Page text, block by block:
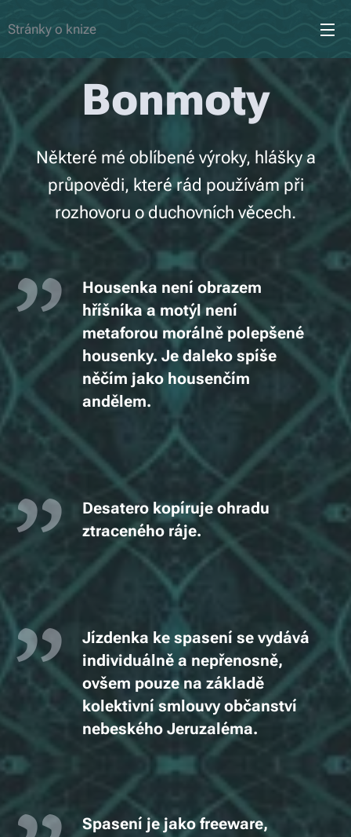
Stránky o knize
Bonmoty
Některé mé oblíbené výroky, hlášky a
průpovědi, které rád používám při
rozhovoru o duchovních věcech.
Housenka není obrazem
hříšníka a motýl není
metaforou morálně polepšené
housenky. Je daleko spíše
něčím jako housenčím
andělem.
Desatero kopíruje ohradu
ztraceného ráje.
Jízdenka ke spasení se vydává
individuálně a nepřenosně,
ovšem pouze na základě
kolektivní smlouvy občanství
nebeského Jeruzaléma.
Spasení jejakofreeware,